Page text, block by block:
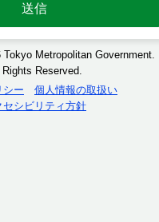
送信
Metropolitan Government.
Reserved.
シー
個人情報の取扱い
セシビリティ方針